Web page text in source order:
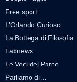
Free sport
L’Orlando Curioso
La Bottega di Filosofia
Labnews
Le Voci del Parco
Parliamo di…